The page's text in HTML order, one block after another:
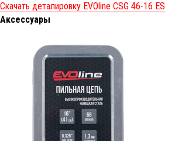
Скачать деталировку EVOline CSG 46-16 ES
Аксессуары